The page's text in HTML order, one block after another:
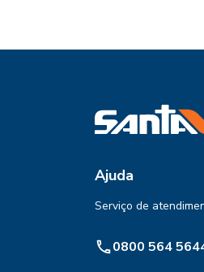
Ajuda
Serviço de
0800 564